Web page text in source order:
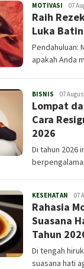
MOTIVASI Admin
07
Raih
Luka
Pendahuluan:
apakah Anda
BISNIS Admin
07
Lompat
Cara
2026
Di tahun 2026
KESEHATAN 07
Rahasia
Suasana
Tahun
Di tengah
suasana hati